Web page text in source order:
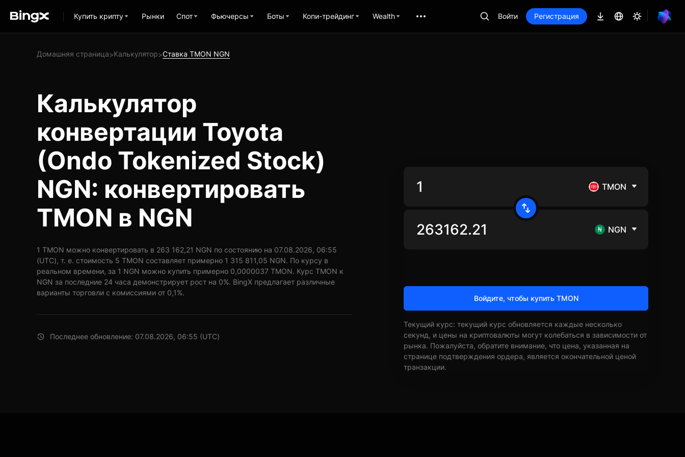
Купить крипту Рынки Спот Фьючерсы Боты Копи-трейдинг Wealth Войти Регистрация
Домашняя страница>Калькулятор>Ставка TMON NGN
Калькулятор
конвертации Toyota
(Ondo Tokenized Stock)
NGN: конвертировать
TMON в NGN
1 TMON можно конвертировать в 263 162,21 NGN по состоянию на 07.08.2026, 06:55
(UTC), т. е. стоимость 5 TMON составляет примерно 1 315 811,05 NGN. По курсу в
реальном времени, за 1 NGN можно купить примерно 0,0000037 TMON. Курс TMON к
NGN за последние 24 часа демонстрирует рост на 0%. BingX предлагает различные
варианты торговли с комиссиями от 0,1%.
Последнее обновление: 07.08.2026, 06:55 (UTC)
TMON
NGN
Войдите, чтобы купить TMON
Текущий курс: текущий курс обновляется каждые несколько
секунд, и цены на криптовалюты могут колебаться в зависимости от
рынка. Пожалуйста, обратите внимание, что цена, указанная на
странице подтверждения ордера, является окончательной ценой
транзакции.